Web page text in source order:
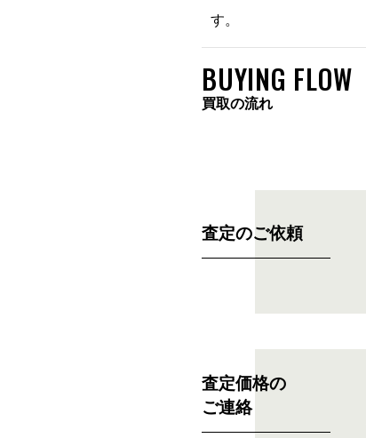
す。
BUYING FLOW
買取の流れ
査定のご依頼
査定価格の
ご連絡